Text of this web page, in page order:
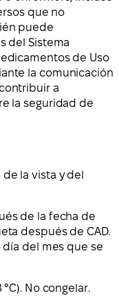
que no
puede
del Sistema
de Uso
la comunicación
a
la seguridad de
la vista y del
de la fecha de
después de CAD.
del mes que se
No congelar.